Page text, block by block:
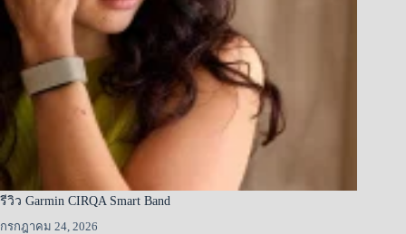
รีวิว Garmin CIRQA Smart Band
กรกฎาคม 24, 2026